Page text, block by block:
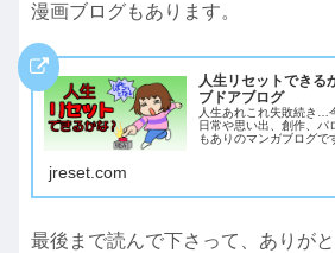
漫画ブログもあります。
人生リセットでき
ブドアブログ
人生あれこれ失敗続き…
日常や思い出、創作、
もありのマンガブログで
jreset.com
最後まで読んで下さって、ありがと